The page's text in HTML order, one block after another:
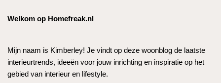
Welkom op Homefreak.nl
Mijn naam is Kimberley! Je vindt op deze woonblog de laatste
interieurtrends, ideeën voor jouw inrichting en inspiratie op het
gebied van interieur en lifestyle.